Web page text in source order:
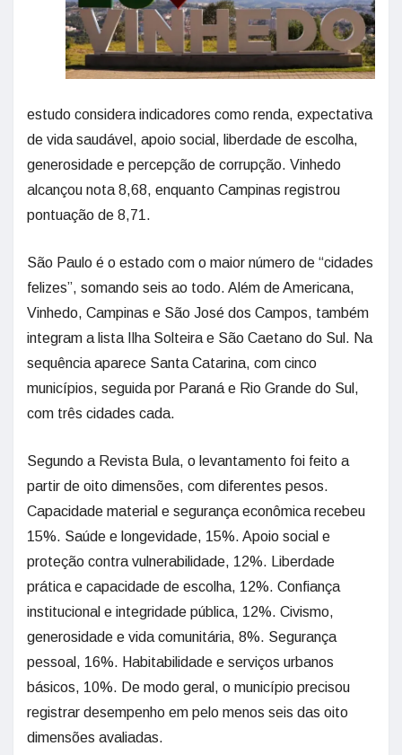
estudo considera indicadores como renda, expectativa
de vida saudável, apoio social, liberdade de escolha,
generosidade e percepção de corrupção. Vinhedo
alcançou nota 8,68, enquanto Campinas registrou
pontuação de 8,71.
São Paulo é o estado com o maior número de “cidades
felizes”, somando seis ao todo. Além de Americana,
Vinhedo, Campinas e São José dos Campos, também
integram a lista Ilha Solteira e São Caetano do Sul. Na
sequência aparece Santa Catarina, com cinco
municípios, seguida por Paraná e Rio Grande do Sul,
com três cidades cada.
Segundo a Revista Bula, o levantamento foi feito a
partir de oito dimensões, com diferentes pesos.
Capacidade material e segurança econômica recebeu
15%. Saúde e longevidade, 15%. Apoio social e
proteção contra vulnerabilidade, 12%. Liberdade
prática e capacidade de escolha, 12%. Confiança
institucional e integridade pública, 12%. Civismo,
generosidade e vida comunitária, 8%. Segurança
pessoal, 16%. Habitabilidade e serviços urbanos
básicos, 10%. De modo geral, o município precisou
registrar desempenho em pelo menos seis das oito
dimensões avaliadas.